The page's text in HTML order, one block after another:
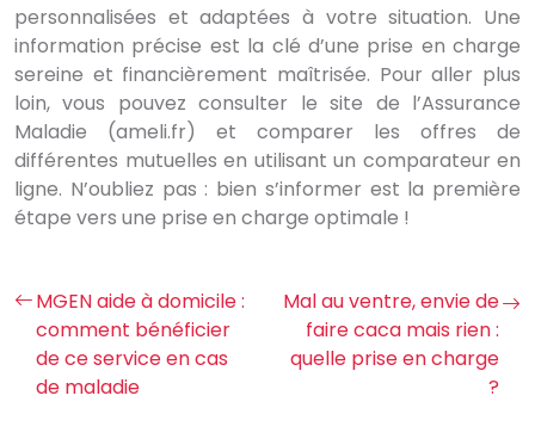
personnalisées et adaptées à votre situation. Une
information précise est la clé d’une prise en charge
sereine et financièrement maîtrisée. Pour aller plus
loin, vous pouvez consulter le site de l’Assurance
Maladie (ameli.fr) et comparer les offres de
différentes mutuelles en utilisant un comparateur en
ligne. N’oubliez pas : bien s’informer est la première
étape vers une prise en charge optimale !
MGEN aide à domicile :
comment bénéficier
de ce service en cas
de maladie
Mal au ventre, envie de
faire caca mais rien :
quelle prise en charge
?